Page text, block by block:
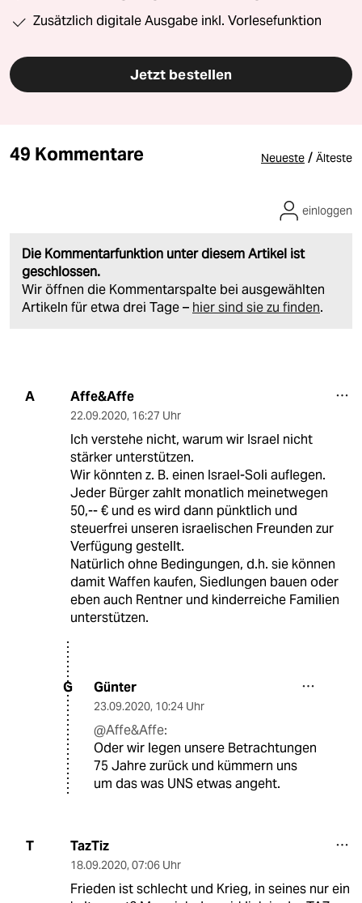
Zusätzlich digitale Ausgabe inkl. Vorlesefunktion
Jetzt bestellen
49 Kommentare Neueste / Älteste
Die Kommentarfunktion unter diesem Artikel ist
geschlossen.
Wir öffnen die Kommentarspalte bei ausgewählten
Artikeln für etwa drei Tage – hier sind sie zu finden.
einloggen
A Affe&Affe
22.09.2020, 16:27 Uhr
Ich verstehe nicht, warum wir Israel nicht
stärker unterstützen.
Wir könnten z. B. einen Israel-Soli auflegen.
Jeder Bürger zahlt monatlich meinetwegen
50,-- € und es wird dann pünktlich und
steuerfrei unseren israelischen Freunden zur
Verfügung gestellt.
Natürlich ohne Bedingungen, d.h. sie können
damit Waffen kaufen, Siedlungen bauen oder
eben auch Rentner und kinderreiche Familien
unterstützen.
G Günter
23.09.2020, 10:24 Uhr
@Affe&Affe:
Oder wir legen unsere Betrachtungen
75 Jahre zurück und kümmern uns
um das was UNS etwas angeht.
T TazTiz
18.09.2020, 07:06 Uhr
Frieden ist schlecht und Krieg, in seines nur ein